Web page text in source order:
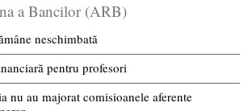
a Bancilor (ARB)
neschimbată
pentru profesori
nu au majorat comisioanele aferente